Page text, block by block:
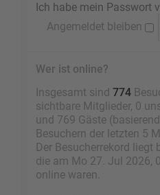
Ich habe mein Passwort
Angemeldet bleiben
Wer ist online?
Insgesamt sind 774
sichtbare Mitglieder, 0
und 769 Gäste
Besuchern der letzten 5
Der Besucherrekord liegt
die am Mo 27. Jul 2026,
online waren.